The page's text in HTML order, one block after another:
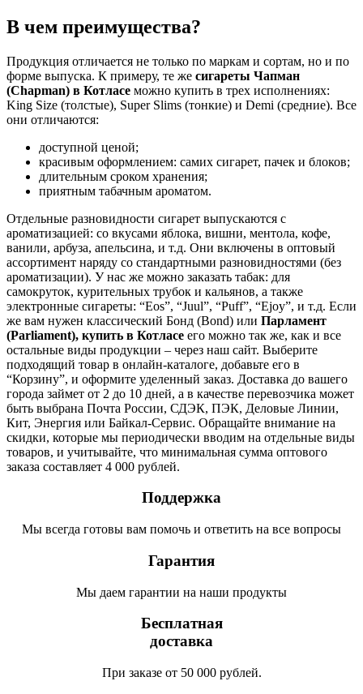
В чем преимущества?
Продукция отличается не только по маркам и сортам, но и по
форме выпуска. К примеру, те же сигареты Чапман
(Chapman) в Котласе можно купить в трех исполнениях:
King Size (толстые), Super Slims (тонкие) и Demi (средние). Все
они отличаются:
доступной ценой;
красивым оформлением: самих сигарет, пачек и блоков;
длительным сроком хранения;
приятным табачным ароматом.
Отдельные разновидности сигарет выпускаются с
ароматизацией: со вкусами яблока, вишни, ментола, кофе,
ванили, арбуза, апельсина, и т.д. Они включены в оптовый
ассортимент наряду со стандартными разновидностями (без
ароматизации). У нас же можно заказать табак: для
самокруток, курительных трубок и кальянов, а также
электронные сигареты: “Eos”, “Juul”, “Puff”, “Ejoy”, и т.д. Если
же вам нужен классический Бонд (Bond) или Парламент
(Parliament), купить в Котласе его можно так же, как и все
остальные виды продукции – через наш сайт. Выберите
подходящий товар в онлайн-каталоге, добавьте его в
“Корзину”, и оформите уделенный заказ. Доставка до вашего
города займет от 2 до 10 дней, а в качестве перевозчика может
быть выбрана Почта России, СДЭК, ПЭК, Деловые Линии,
Кит, Энергия или Байкал-Сервис. Обращайте внимание на
скидки, которые мы периодически вводим на отдельные виды
товаров, и учитывайте, что минимальная сумма оптового
заказа составляет 4 000 рублей.
Поддержка
Мы всегда готовы вам помочь и ответить на все вопросы
Гарантия
Мы даем гарантии на наши продукты
Бесплатная
доставка
При заказе от 50 000 рублей.